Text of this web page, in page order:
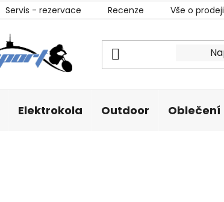
Servis - rezervace Recenze Vše o prodeji
Elektrokola Outdoor Oblečení